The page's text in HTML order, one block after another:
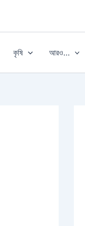
কৃষি আরও…